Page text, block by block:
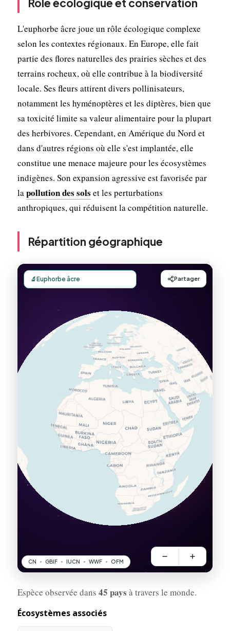
Rôle écologique et conservation
L'euphorbe âcre joue un rôle écologique complexe
selon les contextes régionaux. En Europe, elle fait
partie des flores naturelles des prairies sèches et des
terrains rocheux, où elle contribue à la biodiversité
locale. Ses fleurs attirent divers pollinisateurs,
notamment les hyménoptères et les diptères, bien que
sa toxicité limite sa valeur alimentaire pour la plupart
des herbivores. Cependant, en Amérique du Nord et
dans d'autres régions où elle s'est implantée, elle
constitue une menace majeure pour les écosystèmes
indigènes. Son expansion agressive est favorisée par
lapollution des sols et les perturbations
anthropiques, qui réduisent la compétition naturelle.
Répartition géographique
Espèce observée dans 45 pays à travers le monde.
Écosystèmes associés